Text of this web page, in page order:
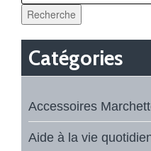
Recherche
Catégories
Accessoires
Aide à la vie